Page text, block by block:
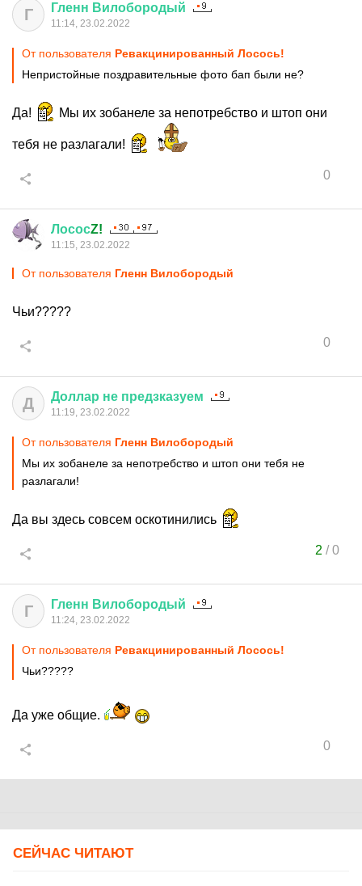
Г Гленн Вилобородый
11:14, 23.02.2022
От пользователя Ревакцинированный Лосось!
Непристойные поздравительные фото бап были не?
Да! Мы их зобанеле за непотребство и штоп они
тебя не разлагали!
0
ЛососZ!
11:15, 23.02.2022
От пользователя Гленн Вилобородый
Чьи?????
0
Д Доллар не предзказуем
11:19, 23.02.2022
От пользователя Гленн Вилобородый
Мы их зобанеле за непотребство и штоп они тебя не
разлагали!
Да вы здесь совсем оскотинились
2 /0
Г Гленн Вилобородый
11:24, 23.02.2022
От пользователя Ревакцинированный Лосось!
Чьи?????
Да уже общие.
0
СЕЙЧАС ЧИТАЮТ